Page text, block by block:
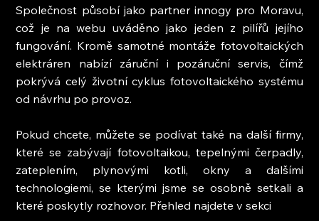
Společnost působí jako partner innogy pro Moravu,
což je na webu uváděno jako jeden z pilířů jejího
fungování. Kromě samotné montáže fotovoltaických
elektráren nabízí záruční i pozáruční servis, čímž
pokrývá celý životní cyklus fotovoltaického systému
od návrhu po provoz.
Pokud chcete, můžete se podívat také na další firmy,
které se zabývají fotovoltaikou, tepelnými čerpadly,
zateplením, plynovými kotli, okny a dalšími
technologiemi, se kterými jsme se osobně setkali a
které poskytly rozhovor. Přehled najdete v sekci